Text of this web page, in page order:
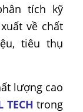
tích kỹ
về chất
tiêu thụ
lượng cao
TECH trong